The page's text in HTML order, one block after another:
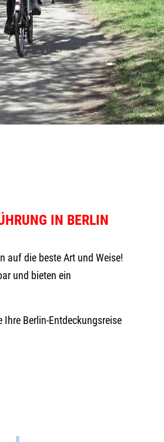
IN BERLIN
auf die beste Art und Weise!
und bieten ein
Ihre Berlin-Entdeckungsreise